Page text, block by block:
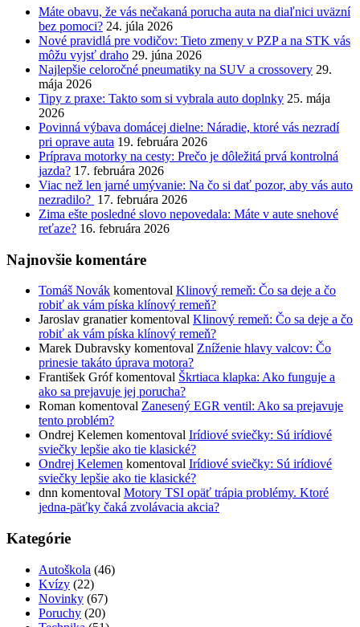
Máte obavu, že vás nečakaná porucha auta na diaľnici uväzní
bez pomoci? 24. júla 2026
Nové pravidlá pre vodičov: Tieto zmeny v PZP a na STK vás
môžu vyjsť draho 29. júna 2026
Najlepšie celoročné pneumatiky na SUV a crossovery 29.
mája 2026
Tipy z praxe: Takto som si vybrala auto doplnky 25. mája
2026
Povinná výbava domácej dielne: Náradie, ktoré vás nezradí
pri oprave auta 19. februára 2026
Príprava motorky na cesty: Prečo je dôležitá prvá kontrolná
jazda? 17. februára 2026
Viac než len jarné umývanie: Na čo si dať pozor, aby vás auto
nezradilo? 17. februára 2026
Zima ešte posledné slovo nepovedala: Máte v aute snehové
reťaze? 16. februára 2026
Najnovšie komentáre
Tomáš Novák komentoval Klinový remeň: Čo sa deje a čo
robiť ak vám píska klínový remeň?
Jaroslav granatierkomentoval Klinový remeň: Čo sa deje a čo
robiť ak vám píska klínový remeň?
Marek Dubravsky komentoval Zníženie hlavy valcov: Čo
prinesie takáto úprava motora?
František Grófkomentoval Škrtiaca klapka: Ako funguje a
ako sa prejavuje jej porucha?
Roman komentoval Zanesený EGR ventil: Ako sa prejavuje
tento problém?
Ondrej Kelemen komentoval Irídiové sviečky: Sú irídiové
sviečky lepšie ako tie klasické?
Ondrej Kelemen komentoval Irídiové sviečky: Sú irídiové
sviečky lepšie ako tie klasické?
dnn komentoval Motory TSI opäť trápia problémy. Ktoré
jedna-päťky čaká zvolávacia akcia?
Kategórie
Autoškola (46)
Kvízy (22)
Novinky (67)
Poruchy (20)